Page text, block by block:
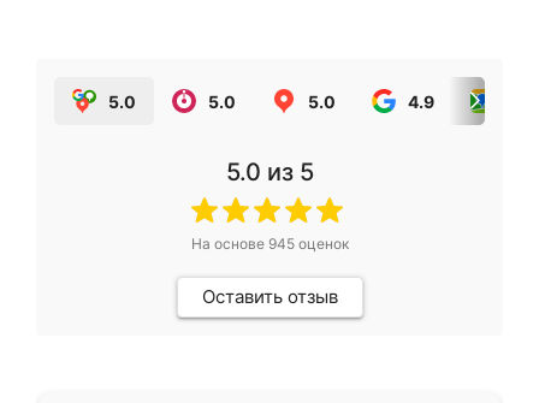
5.0 5.0 5.0 4.9
5.0 из 5
На основе 945оценок
Оставить отзыв